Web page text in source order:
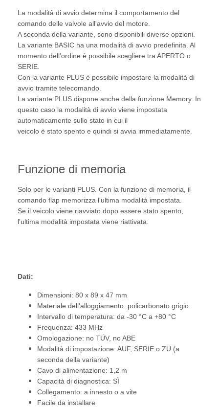
La modalità di avvio determina il comportamento del
comando delle valvole all'avvio del motore.
A seconda della variante, sono disponibili diverse opzioni.
La variante BASIC ha una modalità di avvio predefinita. Al
momento dell'ordine è possibile scegliere tra APERTO o
SERIE.
Con la variante PLUS è possibile impostare la modalità di
avvio tramite telecomando.
La variante PLUS dispone anche della funzione Memory. In
questo caso la modalità di avvio viene impostata
automaticamente sullo stato in cui il
veicolo è stato spento e quindi si avvia immediatamente.
Funzione di memoria
Solo per le varianti PLUS. Con la funzione di memoria, il
comando flap memorizza l'ultima modalità impostata.
Se il veicolo viene riavviato dopo essere stato spento,
l'ultima modalità impostata viene riattivata.
Dati:
Dimensioni: 80 x 89 x 47 mm
Materiale dell'alloggiamento: policarbonato grigio
Intervallo di temperatura: da -30 °C a +80 °C
Frequenza: 433 MHz
Omologazione: no TÜV, no ABE
Modalità di impostazione: AUF, SERIE o ZU (a
seconda della variante)
Cavo di alimentazione: 1,2 m
Capacità di diagnostica: SÌ
Collegamento: a innesto o a vite
Facile da installare